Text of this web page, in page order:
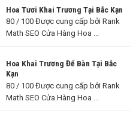
Hoa Tươi Khai Trương Tại Bắc Kạn
80 / 100 Được cung cấp bởi Rank
Math SEO Cửa Hàng Hoa ...
Hoa Khai Trương Để Bàn Tại Bắc
Kạn
80 / 100 Được cung cấp bởi Rank
Math SEO Cửa Hàng Hoa ...